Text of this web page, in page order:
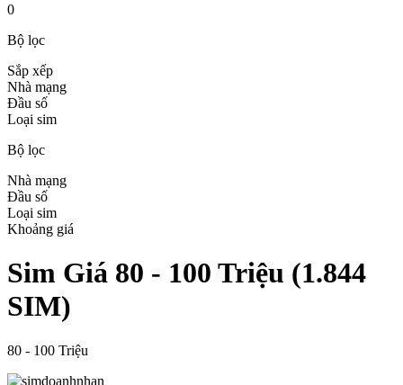
0
Bộ lọc
Sắp xếp
Nhà mạng
Đầu số
Loại sim
Bộ lọc
Nhà mạng
Đầu số
Loại sim
Khoảng giá
Sim Giá 80 - 100 Triệu (1.844
SIM)
80 - 100 Triệu